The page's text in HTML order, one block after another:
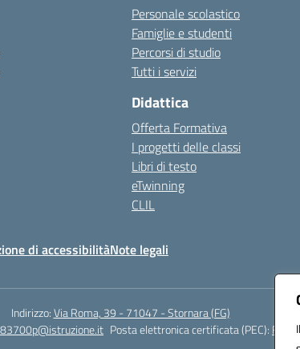
Personale scolastico
Famiglie e studenti
Percorsi di studio
Tutti i servizi
Didattica
Offerta Formativa
I progetti delle classi
Libri di testo
eTwinning
CLIL
di accessibilitàNote legali
Indirizzo:Via Roma, 39 - 71047 - Stornara (FG)
Posta elettronica certificata (PEC):